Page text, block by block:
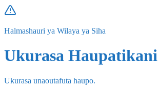
Halmashauri ya Wilaya ya Siha
Ukurasa Haupatikani
Ukurasa unaoutafuta haupo.